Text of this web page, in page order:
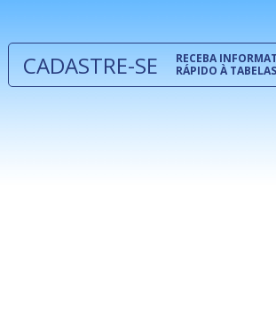
CADASTRE-SE
RECEBA
RÁPIDO À